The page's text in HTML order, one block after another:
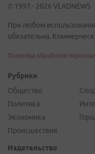
© 1997 - 2026 VLADNEWS
При любом
обязательна.
Политика обработки
Рубрики
Общество
Политика
Экономика
Происшествия
Издательство